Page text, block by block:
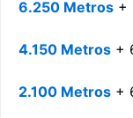
6.250 Metros +
4.150 Metros +
2.100 Metros +